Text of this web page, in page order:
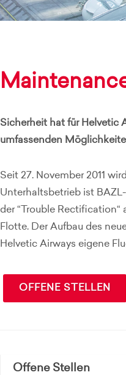
Sicherheit hat für Helvetic
umfassenden
Seit 27. November 2011
Unterhaltsbetrieb ist
der “Trouble
Flotte. Der Aufbau des
Helvetic Airways eigene
OFFENE STELLEN
Offene Stellen